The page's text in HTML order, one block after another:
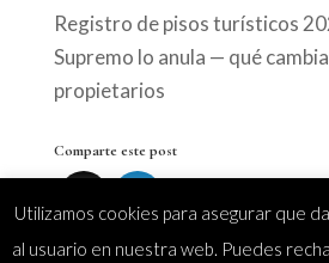
Registro de pisos turísticos
Supremo lo anula — qué
propietarios
Comparte este post
Utilizamos cookies para asegurar que
al usuario en nuestra web. Puedes